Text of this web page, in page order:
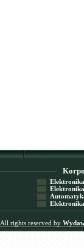
Elektronika
Elektronika
Automatyka
Elektronika
All rights reserved by